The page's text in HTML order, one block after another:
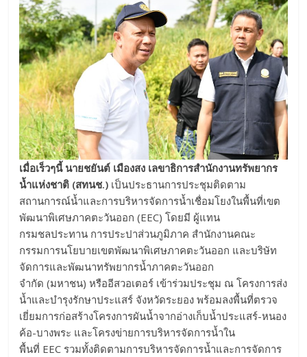
เมื่อเร็วๆนี้ นายชยันต์ เมืองสง เลขาธิการสำนักงานทรัพยากร
น้ำแห่งชาติ (สทนช.) เป็นประธานการประชุมติดตาม
สถานการณ์น้ำและการบริหารจัดการน้ำเชื่อมโยงในพื้นที่เขต
พัฒนาพิเศษภาคตะวันออก (EEC) โดยมี ผู้แทน
กรมชลประทาน การประปาส่วนภูมิภาค สำนักงานคณะ
กรรมการนโยบายเขตพัฒนาพิเศษภาคตะวันออก และบริษัท
จัดการและพัฒนาทรัพยากรน้ำภาคตะวันออก
จำกัด (มหาชน) หรืออีสวอเตอร์ เข้าร่วมประชุม ณ โครงการส่ง
น้ำและบำรุงรักษาประแสร์ จังหวัดระยอง พร้อมลงพื้นที่ตรวจ
เยี่ยมการก่อสร้างโครงการผันน้ำจากอ่างเก็บน้ำประแสร์-หนอง
ค้อ-บางพระ และโครงข่ายการบริหารจัดการน้ำใน
พื้นที่ EEC รวมทั้งติดตามการบริหารจัดการน้ำและการจัดการ